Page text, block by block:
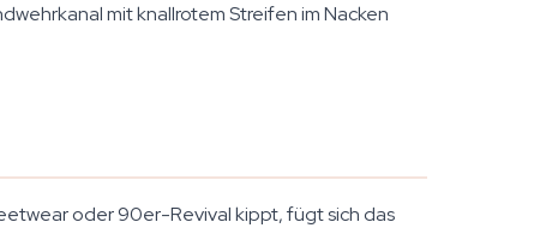
mit knallrotem Streifen im Nacken
oder 90er-Revival kippt, fügt sich das